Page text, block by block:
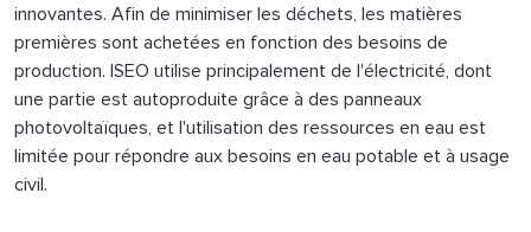
innovantes. Afin de minimiser les déchets, les matières
premières sont achetées en fonction des besoins de
production. ISEO utilise principalement de l'électricité, dont
une partie est autoproduite grâce à des panneaux
photovoltaïques, et l'utilisation des ressources en eau est
limitée pour répondre aux besoins en eau potable et à usage
civil.